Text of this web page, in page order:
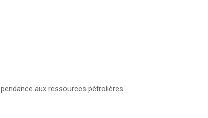
aux ressources pétrolières.